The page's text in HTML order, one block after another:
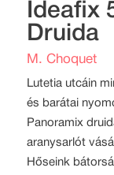
Ideafix
Druida
M. Choquet
Lutetia utcáin
és barátai
Panoramix
aranysarlót
Hőseink